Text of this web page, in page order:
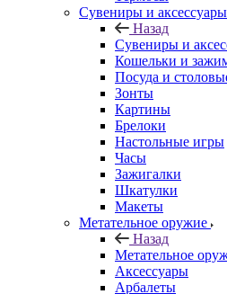
Сувениры и аксессуары
Назад
Сувениры и
Кошельки и
Посуда и
Зонты
Картины
Брелоки
Настольные игры
Часы
Зажигалки
Шкатулки
Макеты
Метательное оружие
Назад
Метательное
Аксессуары
Арбалеты